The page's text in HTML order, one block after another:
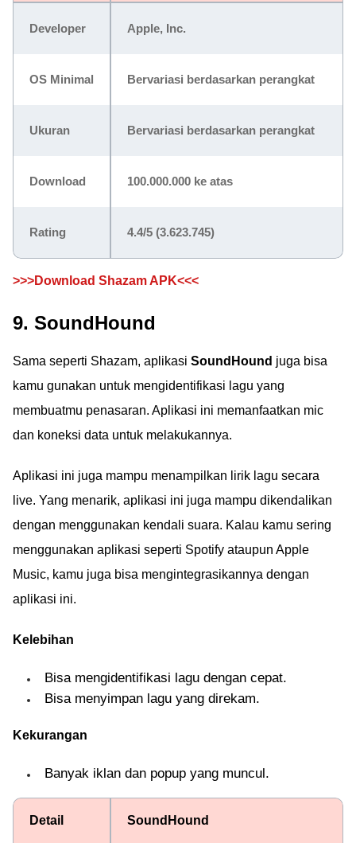
Developer Apple, Inc.
OS Minimal Bervariasi berdasarkan perangkat
Ukuran Bervariasi berdasarkan perangkat
Download 100.000.000 ke atas
Rating 4.4/5 (3.623.745)
>>>Download Shazam APK<<<
9. SoundHound
Sama seperti Shazam, aplikasi SoundHound juga bisa
kamu gunakan untuk mengidentifikasi lagu yang
membuatmu penasaran. Aplikasi ini memanfaatkan mic
dan koneksi data untuk melakukannya.
Aplikasi ini juga mampu menampilkan lirik lagu secara
live. Yang menarik, aplikasi ini juga mampu dikendalikan
dengan menggunakan kendali suara. Kalau kamu sering
menggunakan aplikasi seperti Spotify ataupun Apple
Music, kamu juga bisa mengintegrasikannya dengan
aplikasi ini.
Kelebihan
Bisa mengidentifikasi lagu dengan cepat.
Bisa menyimpan lagu yang direkam.
Kekurangan
Banyak iklan dan popup yang muncul.
Detail SoundHound